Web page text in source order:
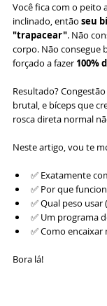
Você fica com o peito
inclinado, então seu
"trapacear". Não
corpo. Não consegue
forçado a fazer 100%
Resultado?
brutal, e bíceps que
rosca direta normal
Neste artigo, vou te
✅ Exatamente
✅ Por que
✅ Qual peso
✅ Um programa
✅ Como
Bora lá!